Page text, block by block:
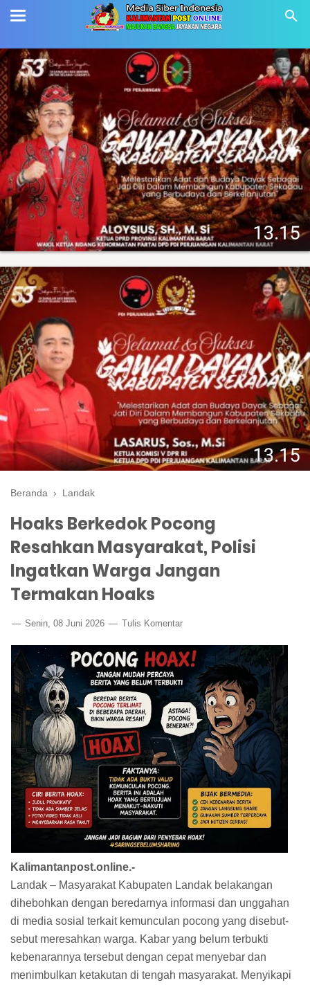
Beranda › Landak
Hoaks Berkedok Pocong
Resahkan Masyarakat, Polisi
Ingatkan Warga Jangan
Termakan Hoaks
Senin, 08 Juni 2026 Tulis Komentar
Kalimantanpost.online.-
Landak – Masyarakat Kabupaten Landak belakangan
dihebohkan dengan beredarnya informasi dan unggahan
di media sosial terkait kemunculan pocong yang disebut-
sebut meresahkan warga. Kabar yang belum terbukti
kebenarannya tersebut dengan cepat menyebar dan
menimbulkan ketakutan di tengah masyarakat. Menyikapi